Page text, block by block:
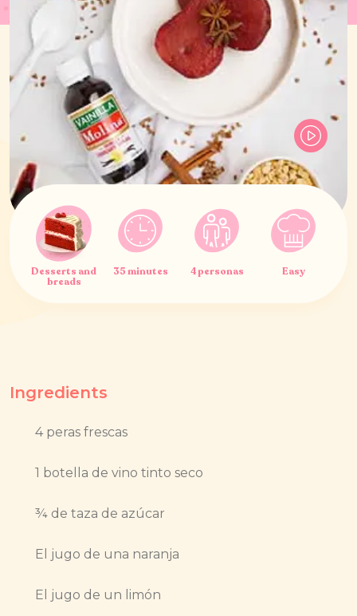
Desserts and
breads
35 minutes 4 personas Easy
Ingredients
4 peras frescas
1 botella de vino tinto seco
¾ de taza de azúcar
El jugo de una naranja
El jugo de un limón